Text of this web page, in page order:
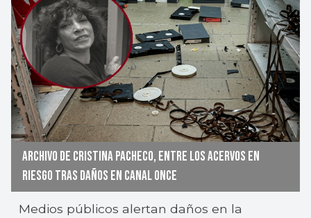
ARCHIVO DE CRISTINA PACHECO, ENTRE LOS ACERVOS EN
RIESGO TRAS DAÑOS EN CANAL ONCE
Medios públicos alertan daños en la